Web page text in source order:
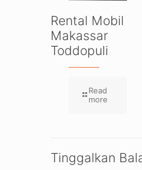
Rental Mobil
Makassar
Toddopuli
Read
more
Tinggalkan